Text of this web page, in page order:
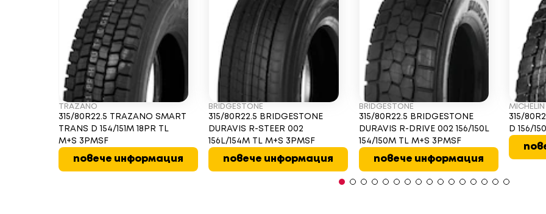
TRAZANO
315/80R22.5 TRAZANO SMART
TRANS D 154/151M 18PR TL
M+S 3PMSF
повече информация
BRIDGESTONE
315/80R22.5 BRIDGESTONE
DURAVIS R-STEER 002
156L/154M TL M+S 3PMSF
повече информация
BRIDGESTONE
315/80R22.5 BRIDGESTONE
DURAVIS R-DRIVE 002 156/150L
154/150M TL M+S 3PMSF
повече информация
MICHELIN
315/
D 156/